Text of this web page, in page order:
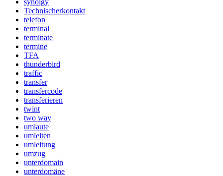
synolgy
Technischerkontakt
telefon
terminal
terminate
termine
TFA
thunderbird
traffic
transfer
transfercode
transferieren
twint
two way
umlaute
umleiten
umleitung
umzug
unterdomain
unterdomäne